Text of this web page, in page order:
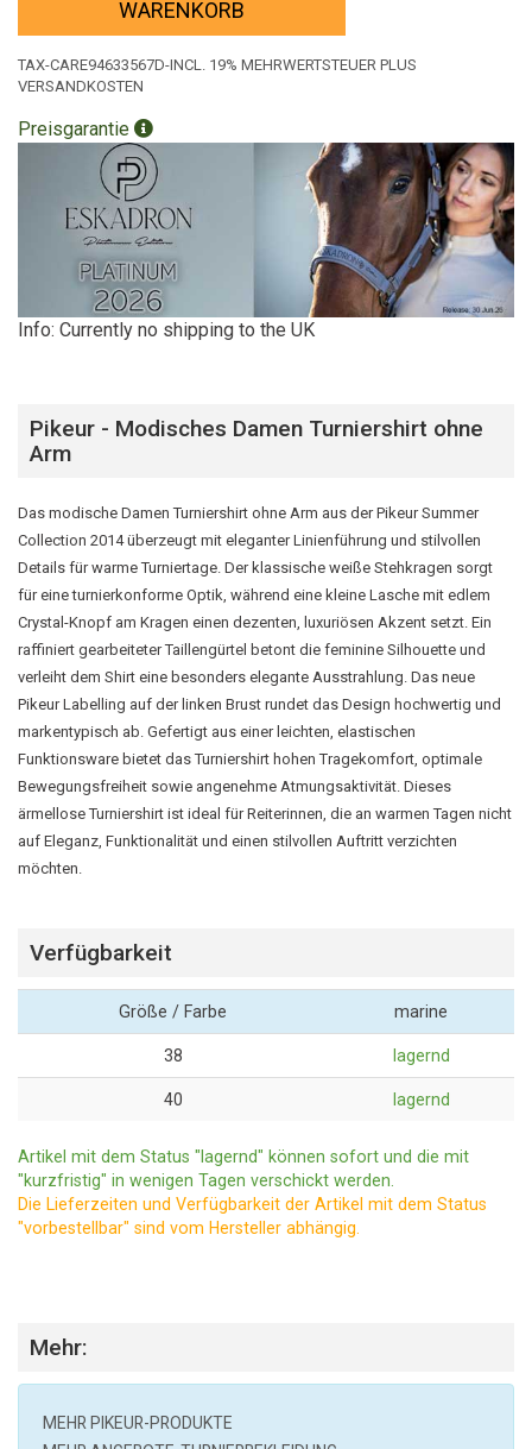
WARENKORB
TAX-CARE94633567D-INCL. 19% MEHRWERTSTEUER PLUS
VERSANDKOSTEN
Preisgarantie
Info: Currently no shipping to the UK
Pikeur - Modisches Damen Turniershirt ohne
Arm
Das modische Damen Turniershirt ohne Arm aus der Pikeur Summer
Collection 2014 überzeugt mit eleganter Linienführung und stilvollen
Details für warme Turniertage. Der klassische weiße Stehkragen sorgt
für eine turnierkonforme Optik, während eine kleine Lasche mit edlem
Crystal-Knopf am Kragen einen dezenten, luxuriösen Akzent setzt. Ein
raffiniert gearbeiteter Taillengürtel betont die feminine Silhouette und
verleiht dem Shirt eine besonders elegante Ausstrahlung. Das neue
Pikeur Labelling auf der linken Brust rundet das Design hochwertig und
markentypisch ab. Gefertigt aus einer leichten, elastischen
Funktionsware bietet das Turniershirt hohen Tragekomfort, optimale
Bewegungsfreiheit sowie angenehme Atmungsaktivität. Dieses
ärmellose Turniershirt ist ideal für Reiterinnen, die an warmen Tagen nicht
auf Eleganz, Funktionalität und einen stilvollen Auftritt verzichten
möchten.
Verfügbarkeit
Größe / Farbe marine
38 lagernd
40 lagernd
Artikel mit dem Status "lagernd" können sofort und die mit
"kurzfristig" in wenigen Tagen verschickt werden.
Die Lieferzeiten und Verfügbarkeit der Artikel mit dem Status
"vorbestellbar" sind vom Hersteller abhängig.
Mehr:
MEHR PIKEUR-PRODUKTE